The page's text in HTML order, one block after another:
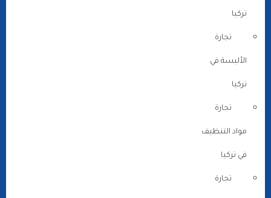
تركيا
تجارة
الألبسة في
تركيا
تجارة
مواد التنظيف
في تركيا
تجارة